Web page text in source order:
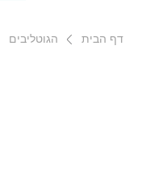
דף הבית הגוטליבים